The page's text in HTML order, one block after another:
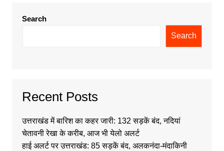
Search
Search
Recent Posts
उत्तराखंड में बारिश का कहर जारी: 132 सड़कें बंद, नदियां
चेतावनी रेखा के करीब, आज भी येलो अलर्ट
हाई अलर्ट पर उत्तराखंड: 85 सड़कें बंद, अलकनंदा-मंदाकिनी